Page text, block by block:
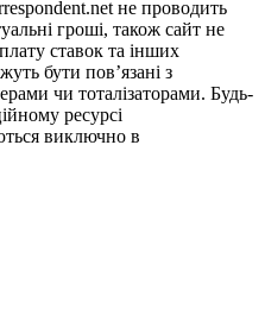
не проводить
гроші, також сайт не
ставок та інших
бути пов’язані з
чи тоталізаторами. Будь-
ресурсі
виключно в